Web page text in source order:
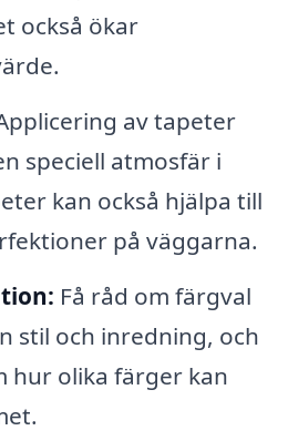
också ökar
av tapeter
speciell atmosfär i
kan också hjälpa till
på väggarna.
Få råd om färgval
stil och inredning, och
hur olika färger kan